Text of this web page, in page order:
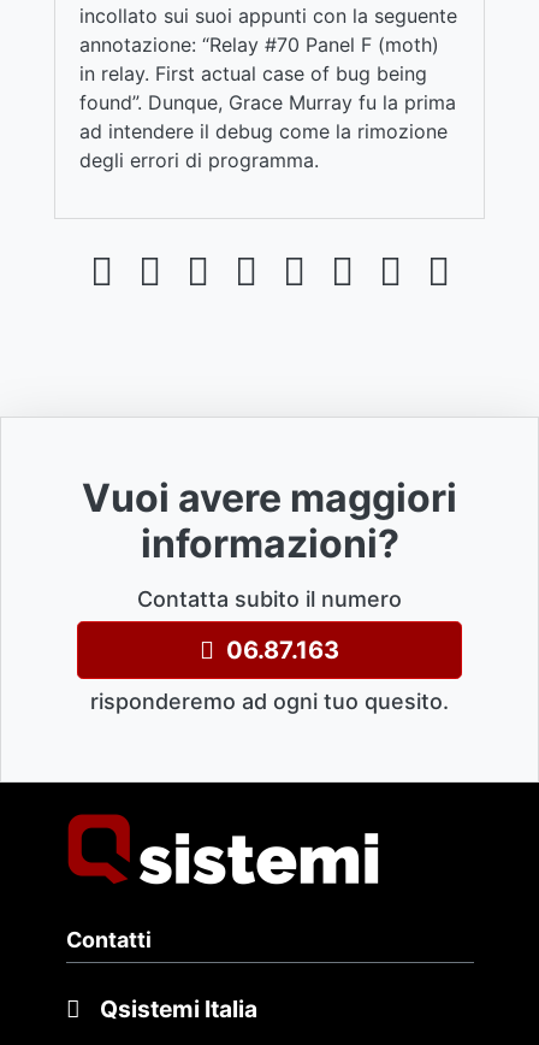
incollato sui suoi appunti con la seguente
annotazione: “Relay #70 Panel F (moth)
in relay. First actual case of bug being
found”. Dunque, Grace Murray fu la prima
ad intendere il debug come la rimozione
degli errori di programma.
Vuoi avere maggiori
informazioni?
Contatta subito il numero
06.87.163
risponderemo ad ogni tuo quesito.
Contatti
Qsistemi Italia